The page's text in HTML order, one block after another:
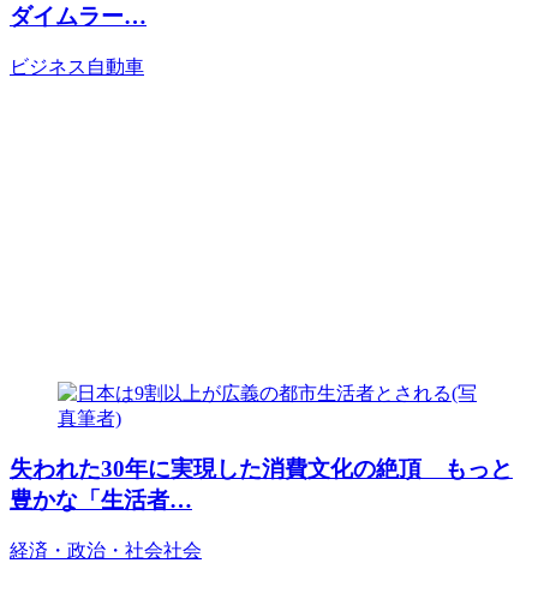
ダイムラー…
ビジネス 自動車
失われた30年に実現した消費文化の絶頂 もっと
豊かな「生活者…
経済・政治・社会社会